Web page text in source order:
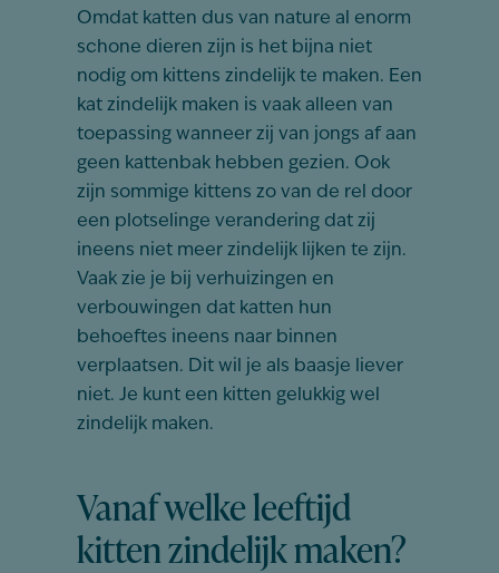
Omdat katten dus van nature al enorm
schone dieren zijn is het bijna niet
nodig om kittens zindelijk te maken. Een
kat zindelijk maken is vaak alleen van
toepassing wanneer zij van jongs af aan
geen kattenbak hebben gezien. Ook
zijn sommige kittens zo van de rel door
een plotselinge verandering dat zij
ineens niet meer zindelijk lijken te zijn.
Vaak zie je bij verhuizingen en
verbouwingen dat katten hun
behoeftes ineens naar binnen
verplaatsen. Dit wil je als baasje liever
niet. Je kunt een kitten gelukkig wel
zindelijk maken.
Vanaf welke leeftijd
kitten zindelijk maken?